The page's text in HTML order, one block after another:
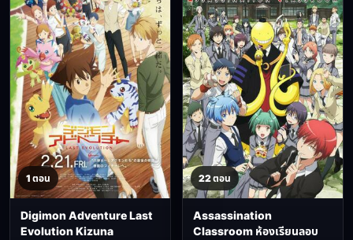
1 ตอน
Digimon Adventure Last
Evolution Kizuna
22 ตอน
Assassination
Classroom ห้องเรียนลอบ